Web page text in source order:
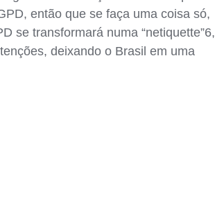
então que se faça uma coisa só,
se transformará numa “netiquette”6,
deixando o Brasil em uma